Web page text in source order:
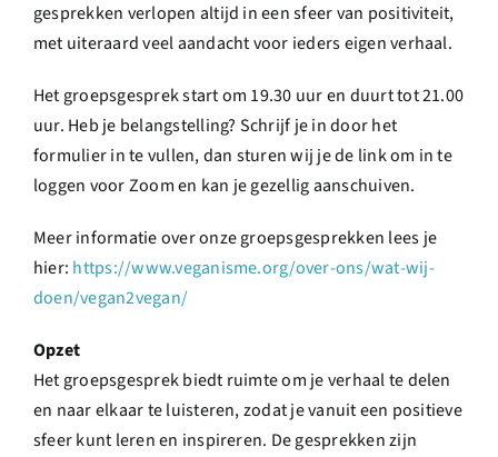
gesprekken verlopen altijd in een sfeer van positiviteit,
met uiteraard veel aandacht voor ieders eigen verhaal.
Het groepsgesprek start om 19.30 uur en duurt tot 21.00
uur. Heb je belangstelling? Schrijf je in door het
formulier in te vullen, dan sturen wij je de link om in te
loggen voor Zoom en kan je gezellig aanschuiven.
Meer informatie over onze groepsgesprekken lees je
hier: https://www.veganisme.org/over-ons/wat-wij-
doen/vegan2vegan/
Opzet
Het groepsgesprek biedt ruimte om je verhaal te delen
en naar elkaar te luisteren, zodat je vanuit een positieve
sfeer kunt leren en inspireren. De gesprekken zijn